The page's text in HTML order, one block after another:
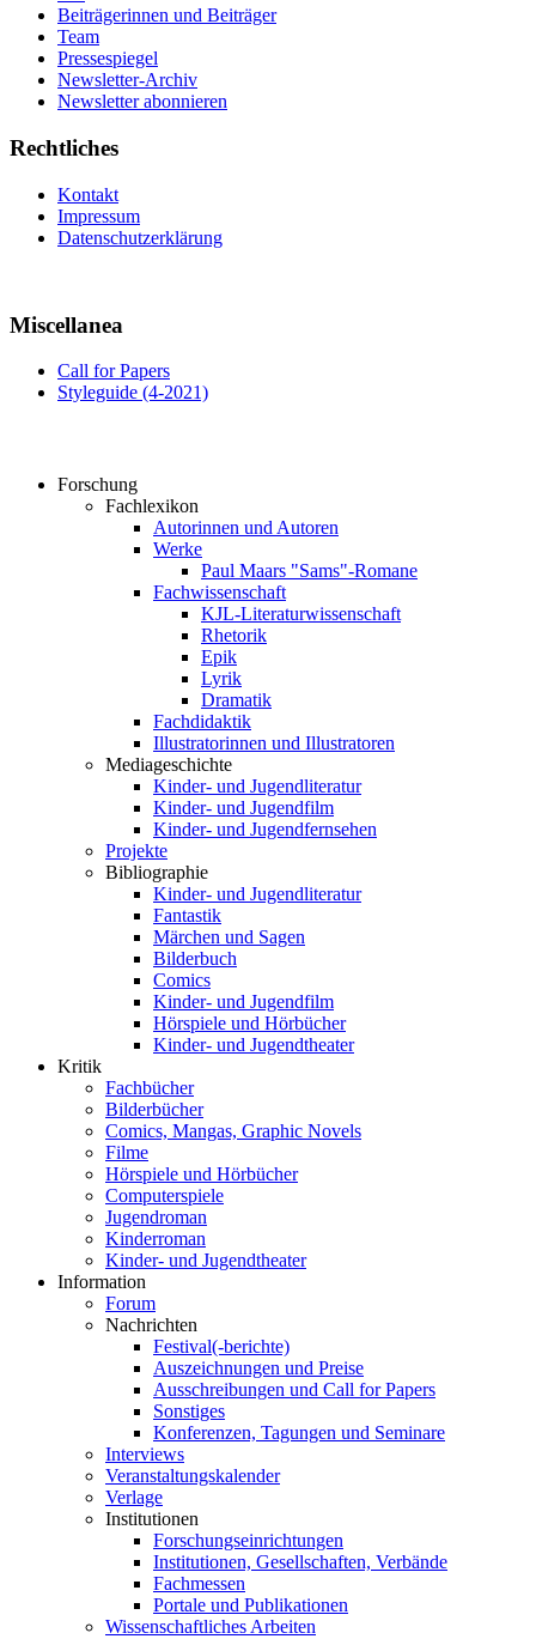
Beiträgerinnen und Beiträger
Team
Pressespiegel
Newsletter-Archiv
Newsletter abonnieren
Rechtliches
Kontakt
Impressum
Datenschutzerklärung
Miscellanea
Call for Papers
Styleguide (4-2021)
Forschung
Fachlexikon
Autorinnen und Autoren
Werke
Paul Maars "Sams"-Romane
Fachwissenschaft
KJL-Literaturwissenschaft
Rhetorik
Epik
Lyrik
Dramatik
Fachdidaktik
Illustratorinnen und Illustratoren
Mediageschichte
Kinder- und Jugendliteratur
Kinder- und Jugendfilm
Kinder- und Jugendfernsehen
Projekte
Bibliographie
Kinder- und Jugendliteratur
Fantastik
Märchen und Sagen
Bilderbuch
Comics
Kinder- und Jugendfilm
Hörspiele und Hörbücher
Kinder- und Jugendtheater
Kritik
Fachbücher
Bilderbücher
Comics, Mangas, Graphic Novels
Filme
Hörspiele und Hörbücher
Computerspiele
Jugendroman
Kinderroman
Kinder- und Jugendtheater
Information
Forum
Nachrichten
Festival(-berichte)
Auszeichnungen und Preise
Ausschreibungen und Call for Papers
Sonstiges
Konferenzen, Tagungen und Seminare
Interviews
Veranstaltungskalender
Verlage
Institutionen
Forschungseinrichtungen
Institutionen, Gesellschaften, Verbände
Fachmessen
Portale und Publikationen
Wissenschaftliches Arbeiten